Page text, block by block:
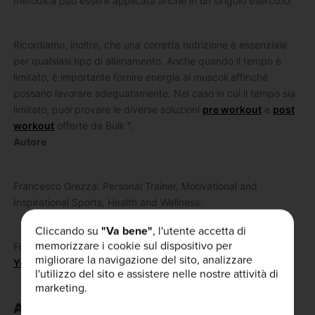
Ricordiamo, inoltre, che una corretta nutrizione è essenziale
per qualsiasi tipo di allenamento. Anche quando il tempo è
limitato, è importante fornire energia ai muscoli affinché
possano lavorare adeguatamente. Nel caso in cui il tempo sia
limitato, puoi provare le diverse soluzioni pre workoute post
workoutofferte da Bulk™.
Autore
Francesco Grezza: Personal Trainer, Motivational and
Inspirational Sports, Health and Wellness.
Francesco lo trovi suInstagram ,Facebook,Twitter
Youtube
ARTICOLI SIMILI:
Cliccando su "Va bene", l'utente accetta di
memorizzare i cookie sul dispositivo per
migliorare la navigazione del sito, analizzare
l'utilizzo del sito e assistere nelle nostre attività di
marketing.